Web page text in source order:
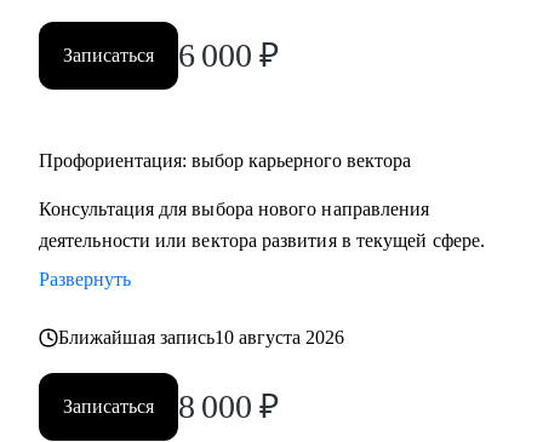
• HR и рекрутерам
• Специалистам в продажах и развитии бизнеса
Записаться 6 000 ₽
Профориентация: выбор карьерного вектора
Консультация для выбора нового направления
деятельности или вектора развития в текущей сфере.
Развернуть
Ближайшая запись10 августа 2026
Записаться 8 000 ₽